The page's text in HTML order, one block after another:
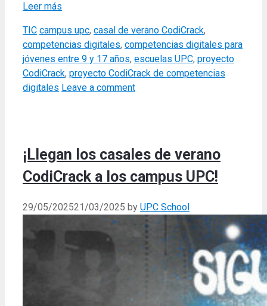
Leer más
Categories
TIC Tags
campus upc, casal de verano CodiCrack,
competencias digitales, competencias digitales para
jóvenes entre 9 y 17 años, escuelas UPC, proyecto
CodiCrack, proyecto CodiCrack de competencias
digitales Leave a comment
¡Llegan los casales de verano
CodiCrack a los campus UPC!
29/05/202521/03/2025 by UPC School